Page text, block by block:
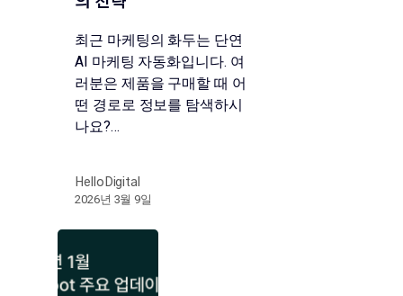
최근 마케팅의 화두는 단연
AI 마케팅 자동화입니다. 여
러분은 제품을 구매할 때 어
떤 경로로 정보를 탐색하시
나요?…
HelloDigital
2026년 3월 9일